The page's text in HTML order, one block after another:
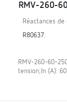
RMV-260-
Réactances
R80637.
RMV-260-60-
tension;In (A): 60